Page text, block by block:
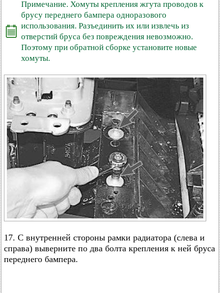
Примечание. Хомуты крепления жгута проводов к
брусу переднего бампера одноразового
использования. Разъединить их или извлечь из
отверстий бруса без повреждения невозможно.
Поэтому при обратной сборке установите новые
хомуты.
17. С внутренней стороны рамки радиатора (слева и
справа) выверните по два болта крепления к ней бруса
переднего бампера.